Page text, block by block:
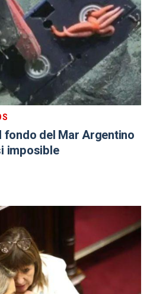
fondo del Mar Argentino
imposible